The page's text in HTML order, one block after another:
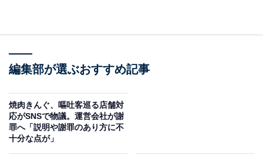
編集部が選ぶおすすめ記事
焼肉きんぐ、嘔吐客巡る店舗対
応がSNSで物議。運営会社が謝
罪へ「説明や謝罪のあり方に不
十分な点が」